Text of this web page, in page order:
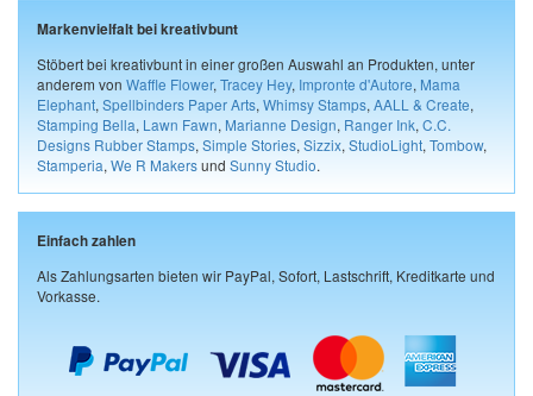
Markenvielfalt bei kreativbunt
Stöbert bei kreativbunt in einer großen Auswahl an Produkten, unter
anderem von Waffle Flower, Tracey Hey, Impronte d'Autore, Mama
Elephant, Spellbinders Paper Arts, Whimsy Stamps, AALL & Create,
Stamping Bella, Lawn Fawn, Marianne Design, Ranger Ink, C.C.
Designs Rubber Stamps, Simple Stories, Sizzix, StudioLight, Tombow,
Stamperia, We R Makersund Sunny Studio.
Einfach zahlen
Als Zahlungsarten bieten wir PayPal, Sofort, Lastschrift, Kreditkarte und
Vorkasse.